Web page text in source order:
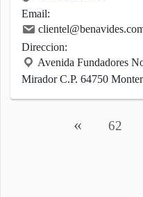
Email:
Direccion:
Avenida Fundadores
Mirador C.P. 64750
« 62